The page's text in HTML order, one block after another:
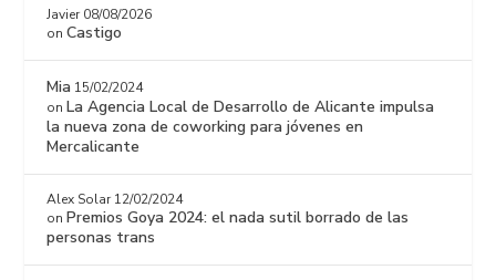
Javier 08/08/2026
onCastigo
Mia 15/02/2024
onLa Agencia Local de Desarrollo de Alicante impulsa
la nueva zona de coworking para jóvenes en
Mercalicante
Alex Solar 12/02/2024
onPremios Goya 2024: el nada sutil borrado de las
personas trans